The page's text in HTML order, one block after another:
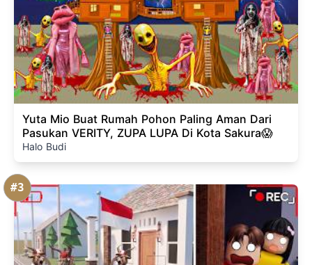
Yuta Mio Buat Rumah Pohon Paling Aman Dari
Pasukan VERITY, ZUPA LUPA Di Kota Sakura😱
Halo Budi
#3